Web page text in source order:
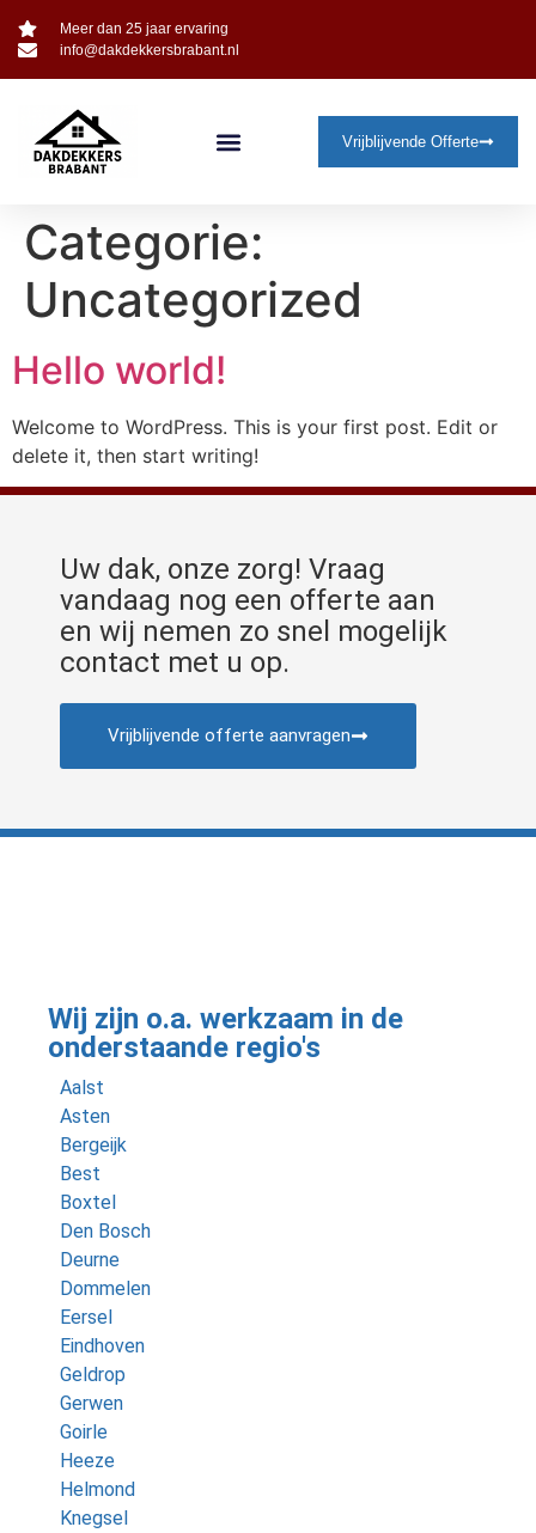
Meer dan 25 jaar ervaring
info@dakdekkersbrabant.nl
Vrijblijvende Offerte
Categorie:
Uncategorized
Hello world!
Welcome to WordPress. This is your first post. Edit or
delete it, then start writing!
Uw dak, onze zorg! Vraag
vandaag nog een offerte aan
en wij nemen zo snel mogelijk
contact met u op.
Vrijblijvende offerte aanvragen
Wij zijn o.a. werkzaam in de
onderstaande regio's
Aalst
Asten
Bergeijk
Best
Boxtel
Den Bosch
Deurne
Dommelen
Eersel
Eindhoven
Geldrop
Gerwen
Goirle
Heeze
Helmond
Knegsel